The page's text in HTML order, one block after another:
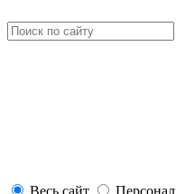
Весь сайт